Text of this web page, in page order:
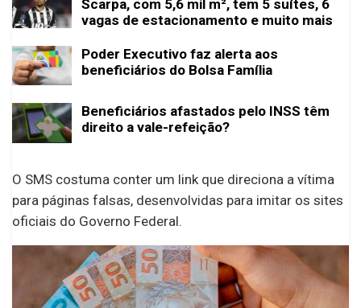
Scarpa, com 5,6 mil m², tem 5 suítes, 6
vagas de estacionamento e muito mais
Poder Executivo faz alerta aos
beneficiários do Bolsa Família
Beneficiários afastados pelo INSS têm
direito a vale-refeição?
O SMS costuma conter um link que direciona a vítima
para páginas falsas, desenvolvidas para imitar os sites
oficiais do Governo Federal.